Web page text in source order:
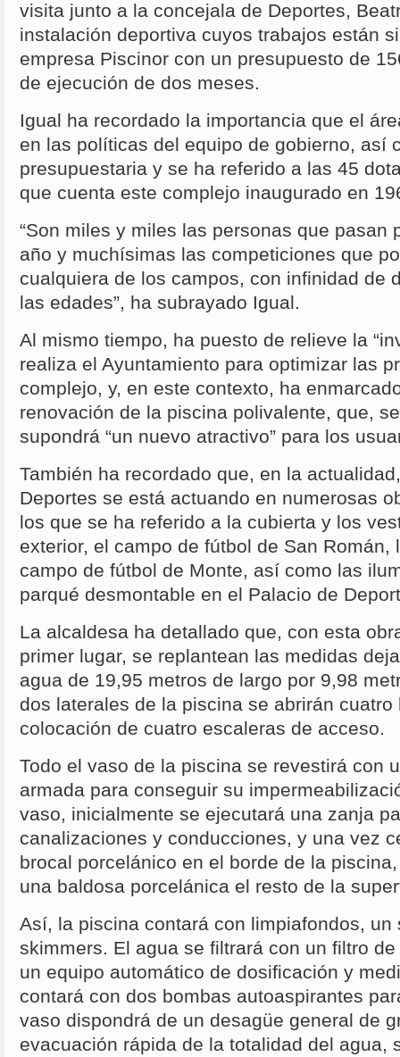
visita junto a la concejala de Deportes,
instalación deportiva cuyos trabajos están
empresa Piscinor con un presupuesto de
de ejecución de dos meses.
Igual ha recordado la importancia que el
en las políticas del equipo de gobierno, así
presupuestaria y se ha referido a las 45
que cuenta este complejo inaugurado en
“Son miles y miles las personas que pasan
año y muchísimas las competiciones que
cualquiera de los campos, con infinidad de
las edades”, ha subrayado Igual.
Al mismo tiempo, ha puesto de relieve la
realiza el Ayuntamiento para optimizar las
complejo, y, en este contexto, ha
renovación de la piscina polivalente, que,
supondrá “un nuevo atractivo” para los
También ha recordado que, en la
Deportes se está actuando en numerosas
los que se ha referido a la cubierta y los
exterior, el campo de fútbol de San Román,
campo de fútbol de Monte, así como las
parqué desmontable en el Palacio de
La alcaldesa ha detallado que, con esta
primer lugar, se replantean las medidas
agua de 19,95 metros de largo por 9,98
dos laterales de la piscina se abrirán
colocación de cuatro escaleras de acceso.
Todo el vaso de la piscina se revestirá con
armada para conseguir su
vaso, inicialmente se ejecutará una zanja
canalizaciones y conducciones, y una vez
brocal porcelánico en el borde de la
una baldosa porcelánica el resto de la
Así, la piscina contará con limpiafondos, un
skimmers. El agua se filtrará con un filtro
un equipo automático de dosificación y
contará con dos bombas autoaspirantes
vaso dispondrá de un desagüe general de
evacuación rápida de la totalidad del agua,